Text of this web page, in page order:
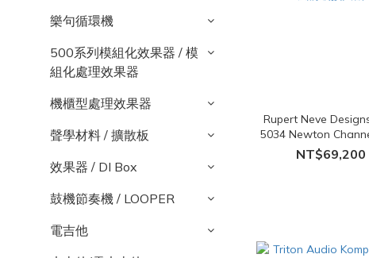
樂句循環機
500系列模組化效果器 / 模
組化處理效果器
機櫃型處理效果器
聲學材料 / 擴散板
效果器 / DI Box
鼓機節奏機 / LOOPER
電吉他
Rupert Neve
5034 Newton
風前級擴大機
NT$69,200